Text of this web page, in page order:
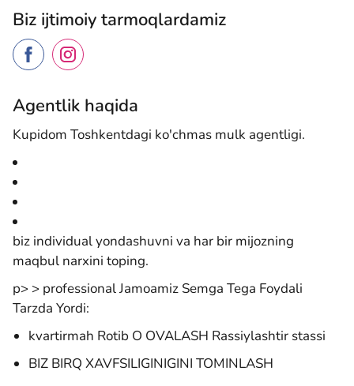
Biz ijtimoiy tarmoqlardamiz
Agentlik haqida
Kupidom Toshkentdagi ko'chmas mulk agentligi.
biz individual yondashuvni va har bir mijozning
maqbul narxini toping.
p> > professional Jamoamiz Semga Tega Foydali
Tarzda Yordi:
kvartirmah Rotib O OVALASH Rassiylashtir stassi
BIZ BIRQ XAVFSILIGINIGINI TOMINLASH